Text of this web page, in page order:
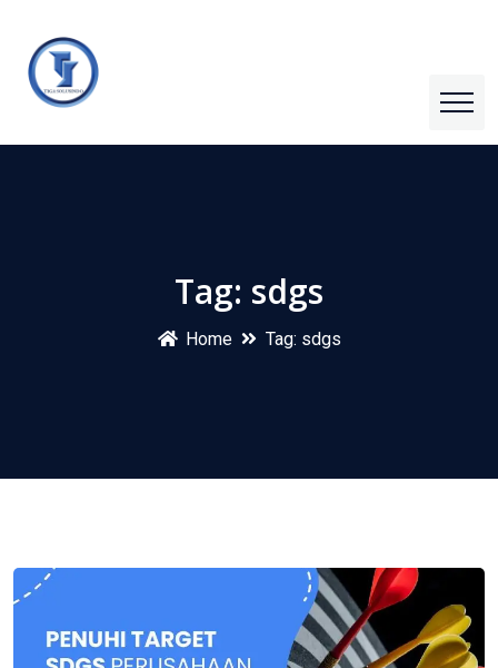
Tag: sdgs
Home Tag: sdgs